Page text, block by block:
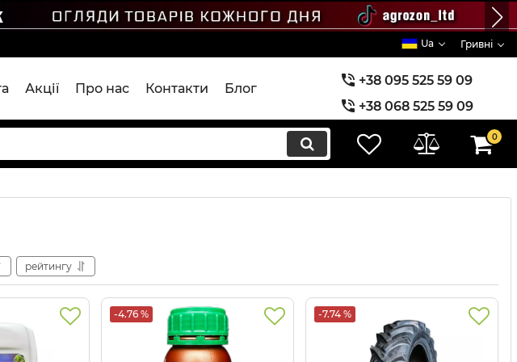
Ua Гривні
Акції Про нас Контакти Блог
+38 095 525 59 09
+38 068 525 59 09
+38 073 525 59 09
0
рейтингу
-4.76 % -7.74 %